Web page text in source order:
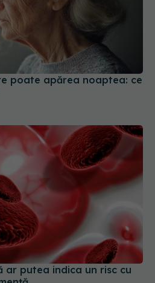
poate apărea noaptea: ce
ar putea indica un risc cu